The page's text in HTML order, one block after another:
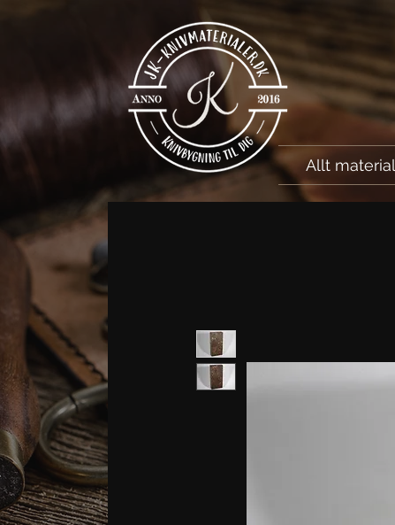
Allt material